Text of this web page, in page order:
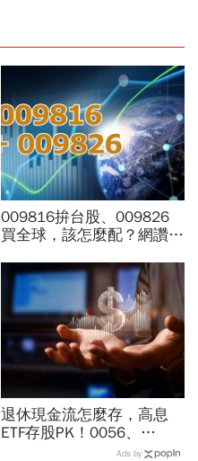
009816拚台股、009826
買全球，該怎麼配？網讚
海老牛說，這種人不適合
買？
退休現金流怎麼存，高息
ETF存股PK！0056、
00878、00919...她用3招
Ads by